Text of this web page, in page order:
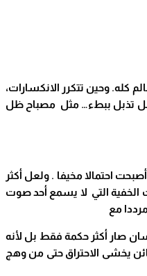
كله. وحين تتكرر الانكسارات،
بل تذبل ببطء… مثل مصباح ظل
احتمالا مخيفا . ولعل أكثر
الخفية التي لا يسمع أحد صوت
مع
صار أكثر حكمة فقط بل لأنه
يخشى الاحتراق حتى من وهج